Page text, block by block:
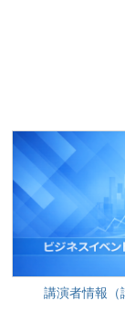
講演者情報（